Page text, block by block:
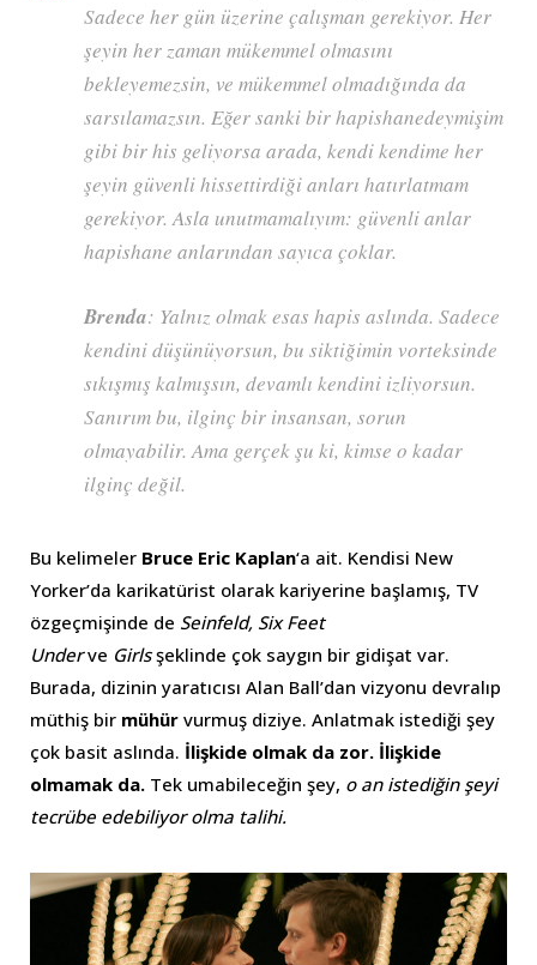
Sadece her gün üzerine çalışman gerekiyor. Her
şeyin her zaman mükemmel olmasını
bekleyemezsin, ve mükemmel olmadığında da
sarsılamazsın. Eğer sanki bir hapishanedeymişim
gibi bir his geliyorsa arada, kendi kendime her
şeyin güvenli hissettirdiği anları hatırlatmam
gerekiyor. Asla unutmamalıyım: güvenli anlar
hapishane anlarından sayıca çoklar.
Brenda: Yalnız olmak esas hapis aslında. Sadece
kendini düşünüyorsun, bu siktiğimin vorteksinde
sıkışmış kalmışsın, devamlı kendini izliyorsun.
Sanırım bu, ilginç bir insansan, sorun
olmayabilir. Ama gerçek şu ki, kimse o kadar
ilginç değil.
Bu kelimeler Bruce Eric Kaplan‘a ait. Kendisi New
Yorker’da karikatürist olarak kariyerine başlamış, TV
özgeçmişinde de Seinfeld, Six Feet
Underve Girlsşeklinde çok saygın bir gidişat var.
Burada, dizinin yaratıcısı Alan Ball’dan vizyonu devralıp
müthiş bir mühür vurmuş diziye. Anlatmak istediği şey
çok basit aslında. İlişkide olmak da zor. İlişkide
olmamak da. Tek umabileceğin şey, o an istediğin şeyi
tecrübe edebiliyor olma talihi.